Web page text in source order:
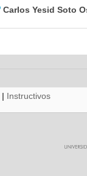
Carlos Yesid Soto
| Instructivos